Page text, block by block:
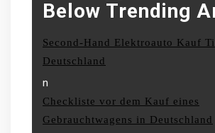
Below Trending
Second-Hand Elektroauto Kauf
Deutschland
n
Checkliste vor dem Kauf eines
Gebrauchtwagens in Deutschland